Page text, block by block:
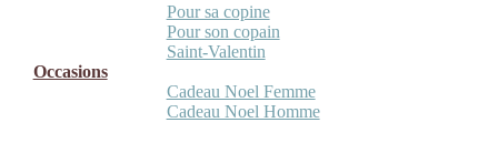
Pour sa copine
Pour son copain
Saint-Valentin
Occasions
Cadeau Noel Femme
Cadeau Noel Homme